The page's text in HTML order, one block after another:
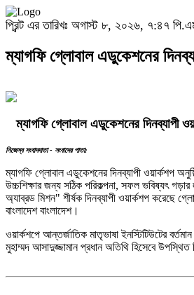
প্রিন্ট এর তারিখঃ অগাস্ট ৮, ২০২৬, ৭:৪৭
ম্যাগফি গ্লোবাল এডুকেশনের
ম্যাগফি গ্লোবাল এডুকেশনের দিনব্যাপী
নিজেস্ব সংবাদদাতা - সংবাদের পাতা:
ম্যাগফি গ্লোবাল এডুকেশনের দিনব্যাপী ওয়ার্কশপ
উচ্চশিক্ষার জন্য সঠিক পরিকল্পনা, সফল ভবিষ্যৎ গড়ার
অ্যাব্রড মিশন" শীর্ষক দিনব্যাপী ওয়ার্কশপ করেছে
বাংলাদেশ বাংলাদেশ।
ওয়ার্কশপে আন্তর্জাতিক মাতৃভাষা ইনস্টিটিউটের
মুহাম্মদ আসাদুজ্জামান প্রধান অতিথি হিসেবে উপস্থিত